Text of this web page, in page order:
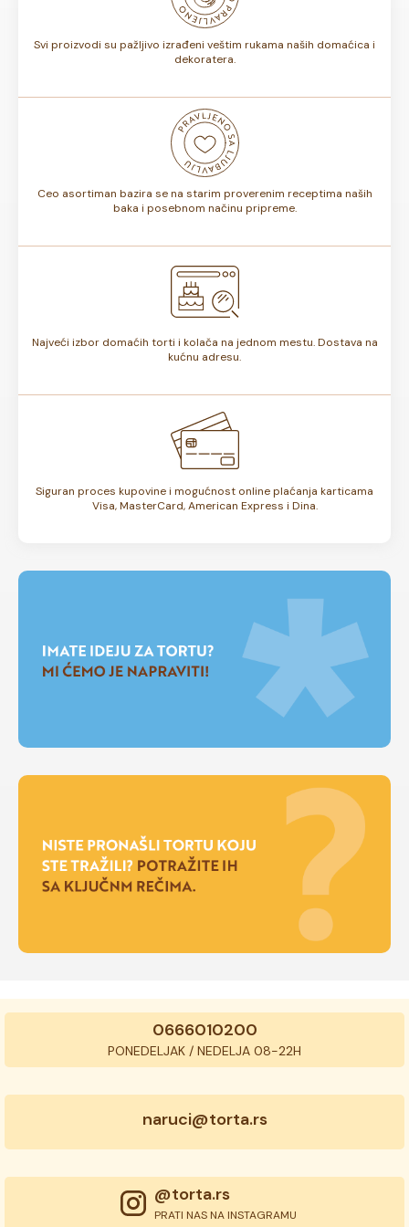
Svi proizvodi su pažljivo izrađeni veštim rukama naših domaćica i
dekoratera.
Ceo asortiman bazira se na starim proverenim receptima naših
baka i posebnom načinu pripreme.
Najveći izbor domaćih torti i kolača na jednom mestu. Dostava na
kućnu adresu.
Siguran proces kupovine i mogućnost online plaćanja karticama
Visa, MasterCard, American Express i Dina.
0666010200
PONEDELJAK / NEDELJA 08-22H
naruci@torta.rs
@torta.rs
PRATI NAS NA INSTAGRAMU